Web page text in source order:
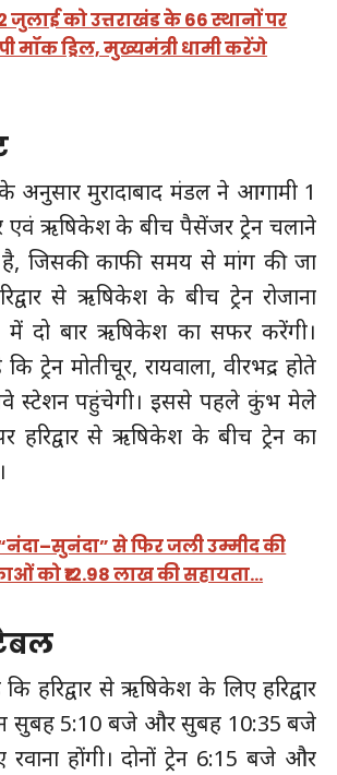
जुलाई को उत्तराखंड के 66 स्थानों पर
मॉक ड्रिल, मुख्यमंत्री धामी करेंगे
के अनुसार मुरादाबाद मंडल ने आगामी 1
एवं ऋषिकेश के बीच पैसेंजर ट्रेन चलाने
है, जिसकी काफी समय से मांग की जा
से ऋषिकेश के बीच ट्रेन रोजाना
दो बार ऋषिकेश का सफर करेंगी।
ट्रेन मोतीचूर, रायवाला, वीरभद्र होते
स्टेशन पहुंचेगी। इससे पहले कुंभ मेले
हरिद्वार से ऋषिकेश के बीच ट्रेन का
से फिर जली उम्मीद की
को ₹12.98 लाख की सहायता…
हरिद्वार से ऋषिकेश के लिए हरिद्वार
सुबह 5:10 बजे और सुबह 10:35 बजे
होंगी। दोनों ट्रेन 6:15 बजे और